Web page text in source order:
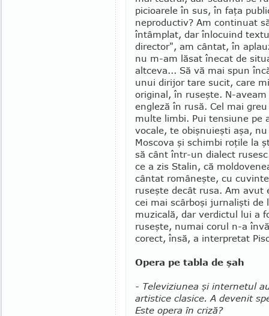
picioarele în sus, în faţa
neproductiv? Am continuat
întâmplat, dar în­locuind
director", am cân­tat, în
nu m-am lăsat înecat de
altceva... Să vă mai spun
unui dirijor tare sucit, care
original, în ruseşte. N-
engleză în rusă. Cel mai
multe limbi. Pui tensiune pe
vocale, te obişnuieşti aşa,
Moscova şi schimbi roţile la
să cânt într-un dialect
ce a zis Stalin, că
cântat ro­mâneşte, cu
ruseşte decât rusa. Am
cei mai scârboşi jur­nalişti de
mu­zi­cală, dar verdictul lui a
ruseşte, numai corul n-a
corect, însă, a interpretat
Opera pe tabla de şah
- Televiziunea şi internetul
artistice clasice. A devenit
Este opera în criză?